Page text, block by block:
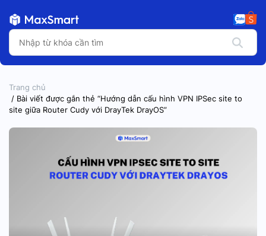
Trang chủ
/ Bài viết được gắn thẻ “Hướng dẫn cấu hình VPN IPSec site to
site giữa Router Cudy với DrayTek DrayOS”